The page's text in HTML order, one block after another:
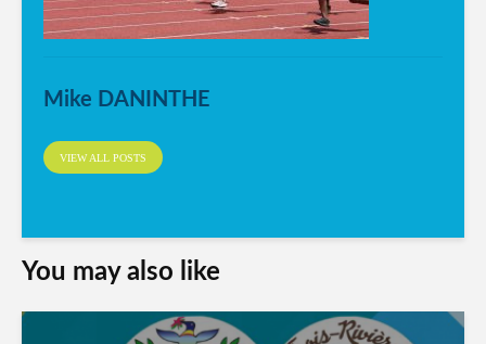
Mike DANINTHE
VIEW ALL POSTS
You may also like